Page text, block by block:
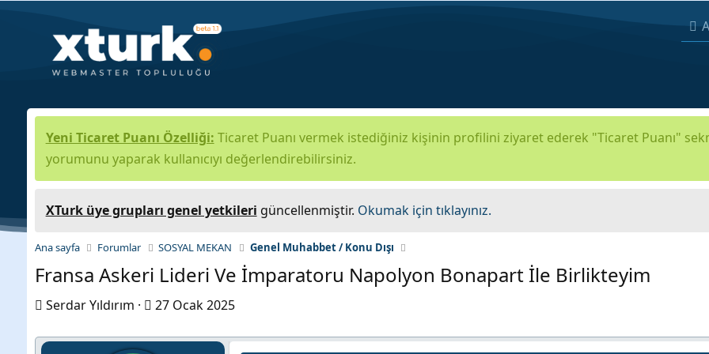
Yeni Ticaret Puanı Özelliği: Ticaret Puanı vermek istediğiniz kişinin profilini ziyaret ederek "Ticaret Puanı"
yorumunu yaparak kullanıcıyı değerlendirebilirsiniz.
XTurk üye grupları genel yetkileri güncellenmiştir. Okumak için tıklayınız.
Ana sayfa Forumlar SOSYAL MEKAN Genel Muhabbet / Konu Dışı
Fransa Askeri Lideri Ve İmparatoru Napolyon Bonapart İle Birlikteyim
K
n
Serdar Yıldırım
B
ş
27 Ocak 2025